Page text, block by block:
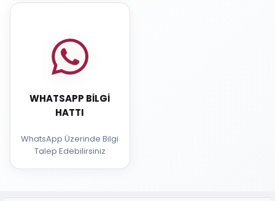
WHATSAPP BILGI
HATTI
WhatsApp Üzerinde Bilgi
Talep Edebilirsiniz